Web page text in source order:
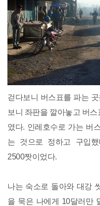
걷다보니 버스표를 파는
보니 좌판을 깔아놓고 버
였다. 인레호수로 가는 버
는 것으로 정하고 구입
2500짯이었다.
나는 숙소로 돌아와 대강
을 묵은 나에게 10달러만